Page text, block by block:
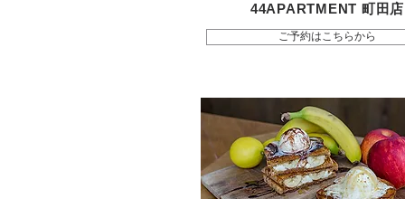
44APARTMENT 町田店
ご予約はこちらから